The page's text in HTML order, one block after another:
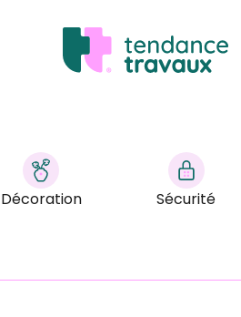
Décoration Sécurité